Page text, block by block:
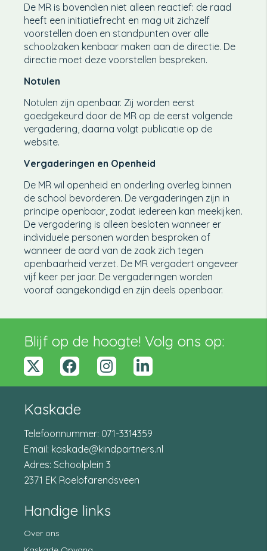
De MR is bovendien niet alleen reactief: de raad
heeft een initiatiefrecht en mag uit zichzelf
voorstellen doen en standpunten over alle
schoolzaken kenbaar maken aan de directie. De
directie moet deze voorstellen bespreken.
Notulen
Notulen zijn openbaar. Zij worden eerst
goedgekeurd door de MR op de eerst volgende
vergadering, daarna volgt publicatie op de
website.
Vergaderingen en Openheid
De MR wil openheid en onderling overleg binnen
de school bevorderen. De vergaderingen zijn in
principe openbaar, zodat iedereen kan meekijken.
De vergadering is alleen besloten wanneer er
individuele personen worden besproken of
wanneer de aard van de zaak zich tegen
openbaarheid verzet. De MR vergadert ongeveer
vijf keer per jaar. De vergaderingen worden
vooraf aangekondigd en zijn deels openbaar.
Blijf op de hoogte! Volg ons op:
x-
twitter
FacebookInstagramlinkedin-
in
Kaskade
Telefoonnummer: 071-3314359
Email: kaskade@kindpartners.nl
Adres: Schoolplein 3
2371 EK Roelofarendsveen
Handige links
Over ons